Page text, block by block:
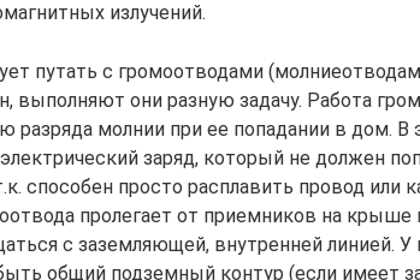
излучений.
путать с громоотводами
выполняют они разную задачу. Работа
разряда молнии при ее попадании в дом. В
заряд, который не должен
способен просто расплавить провод или
пролегает от приемников на
с заземляющей, внутренней линией. У
общий подземный контур (если имеет